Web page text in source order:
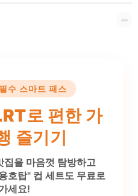
수 스마트 패스
로 편한 가
즐기기
집을 마음껏 탐방하고
호탑" 컵 세트도 무료로
세요!